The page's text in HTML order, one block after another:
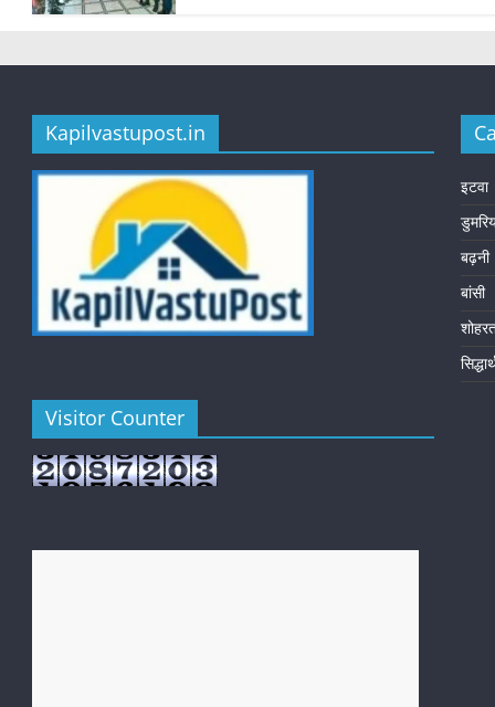
Kapilvastupost.in
Visitor Counter
इटवा
बढ़नी
बांसी